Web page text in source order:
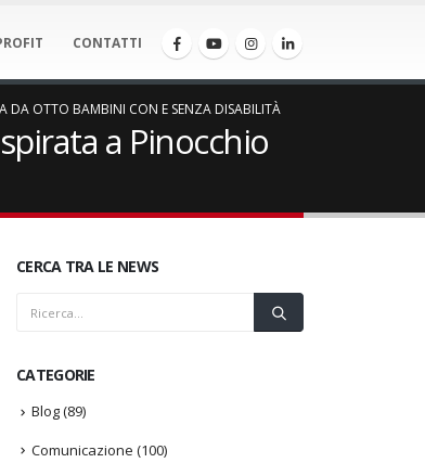
CONTATTI
DA OTTO BAMBINI CON E SENZA DISABILITÀ
a Pinocchio
CERCA TRA LE NEWS
CATEGORIE
Blog(89)
Comunicazione (100)